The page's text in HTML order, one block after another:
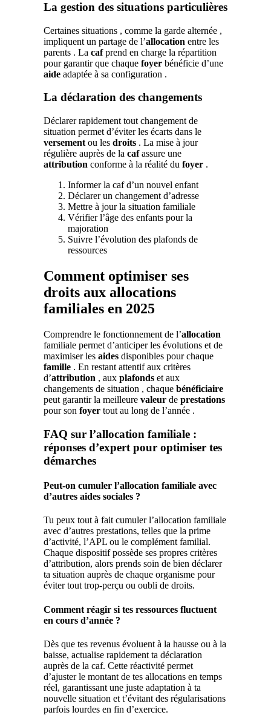
La gestion des situations particulières
Certaines situations , comme la garde alternée ,
impliquent un partage de l’allocation entre les
parents . La cafprend en charge la répartition
pour garantir que chaque foyer bénéficie d’une
aide adaptée à sa configuration .
La déclaration des changements
Déclarer rapidement tout changement de
situation permet d’éviter les écarts dans le
versement ou les droits . La mise à jour
régulière auprès de la cafassure une
attribution conforme à la réalité du foyer .
Informer la caf d’un nouvel enfant
Déclarer un changement d’adresse
Mettre à jour la situation familiale
Vérifier l’âge des enfants pour la
majoration
Suivre l’évolution des plafonds de
ressources
Comment optimiser ses
droits aux allocations
familiales en 2025
Comprendre le fonctionnement de l’allocation
familiale permet d’anticiper les évolutions et de
maximiser les aides disponibles pour chaque
famille . En restant attentif aux critères
d’attribution , aux plafonds et aux
changements de situation , chaque bénéficiaire
peut garantir la meilleure valeur de prestations
pour son foyer tout au long de l’année .
FAQ sur l’allocation familiale :
réponses d’expert pour optimiser tes
démarches
Peut-on cumuler l’allocation familiale avec
d’autres aides sociales ?
Tu peux tout à fait cumuler l’allocation familiale
avec d’autres prestations, telles que la prime
d’activité, l’APL ou le complément familial.
Chaque dispositif possède ses propres critères
d’attribution, alors prends soin de bien déclarer
ta situation auprès de chaque organisme pour
éviter tout trop-perçu ou oubli de droits.
Comment réagir si tes ressources fluctuent
en cours d’année ?
Dès que tes revenus évoluent à la hausse ou à la
baisse, actualise rapidement ta déclaration
auprès de la caf. Cette réactivité permet
d’ajuster le montant de tes allocations en temps
réel, garantissant une juste adaptation à ta
nouvelle situation et t’évitant des régularisations
parfois lourdes en fin d’exercice.